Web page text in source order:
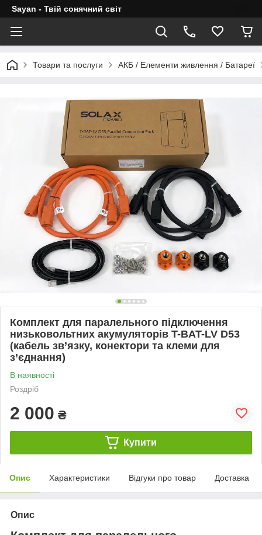
Sayan - Твій сонячний світ
Товари та послуги АКБ / Елементи живлення / Батареї
Комплект для паралельного підключення
низьковольтних акумуляторів T-BAT-LV D53
(кабель зв’язку, конектори та клеми для
з’єднання)
В наявності
Роздріб
2 000 ₴
Купити
Опис Характеристики Відгуки про товар Доставка
Опис